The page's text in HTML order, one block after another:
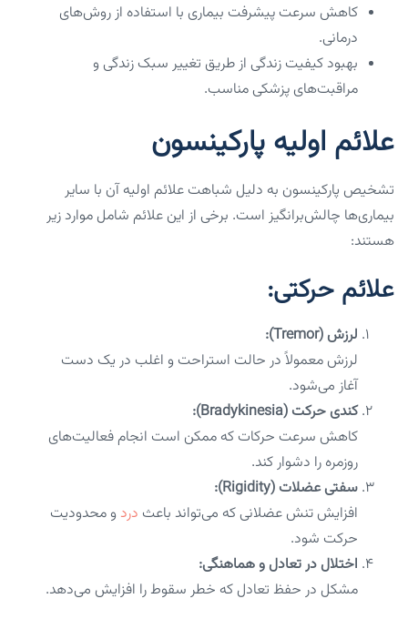
کاهش سرعت پیشرفت بیماری با استفاده از روش‌های
درمانی.
بهبود کیفیت زندگی از طریق تغییر سبک زندگی و
مراقبت‌های پزشکی مناسب.
علائم اولیه پارکینسون
تشخیص پارکینسون به دلیل شباهت علائم اولیه آن با سایر
بیماری‌ها چالش‌برانگیز است. برخی از این علائم شامل موارد زیر
هستند:
علائم حرکتی:
لرزش (Tremor):
لرزش معمولاً در حالت استراحت و اغلب در یک دست
آغاز می‌شود.
کندی حرکت (Bradykinesia):
کاهش سرعت حرکات که ممکن است انجام فعالیت‌های
روزمره را دشوار کند.
سفتی عضلات (Rigidity):
افزایش تنش عضلانی که می‌تواند باعث درد و محدودیت
حرکت شود.
اختلال در تعادل و هماهنگی:
مشکل در حفظ تعادل که خطر سقوط را افزایش می‌دهد.